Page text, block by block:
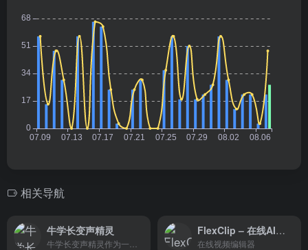
相关导航
牛学长变声精灵 FlexClip – 在线AI视频剪辑工具，免费制作影片
在线视频编辑器